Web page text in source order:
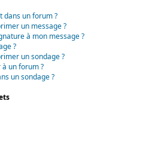
dans un forum ?
un message ?
à mon message ?
?
un sondage ?
un forum ?
un sondage ?